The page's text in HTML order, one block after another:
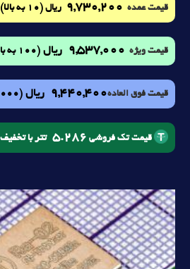
قیمت عمده 9,730,200 ریال (10 به بالا)
قیمت ویژه 9,537,000 ریال (100 به بالا)
قیمت فوق العاده9,440,400 ریال (1000 به بالا)
قیمت تک فروشی 5.286 تتر با تخفیف